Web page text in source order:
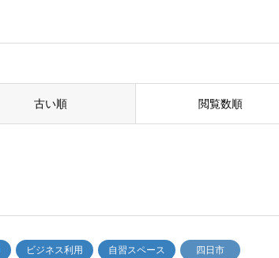
古い順 閲覧数順
ビジネス利用 自習スペース 四日市